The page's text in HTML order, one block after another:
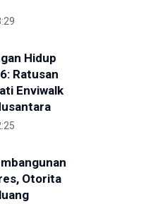
Hidup
Ratusan
Enviwalk
Otorita